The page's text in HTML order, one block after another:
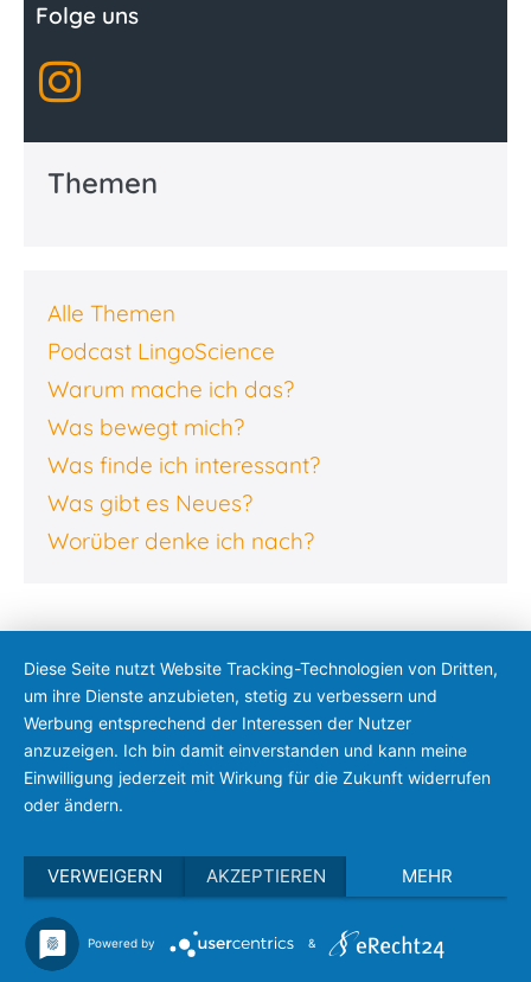
Folge uns
Themen
Alle Themen
Podcast LingoScience
Warum mache ich das?
Was bewegt mich?
Was finde ich interessant?
Was gibt es Neues?
Worüber denke ich nach?
Diese Seite nutzt Website Tracking-Technologien von Dritten,
um ihre Dienste anzubieten, stetig zu verbessern und
Werbung entsprechend der Interessen der Nutzer
anzuzeigen. Ich bin damit einverstanden und kann meine
Einwilligung jederzeit mit Wirkung für die Zukunft widerrufen
oder ändern.
VERWEIGERN AKZEPTIEREN MEHR
Powered by &